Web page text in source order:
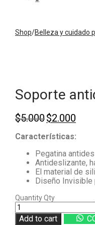
Shop/Belleza y cuidado
Soporte
$5.000Original
was:
$5.000.
$2.000
is:
Características:
Pegatina
Antideslizante,
El material de
Diseño
QuantityQty
Add to cart